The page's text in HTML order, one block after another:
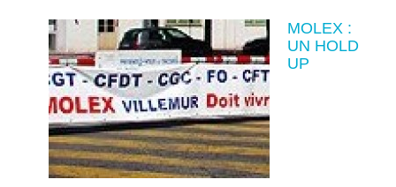
MOLEX :
UN HOLD
UP